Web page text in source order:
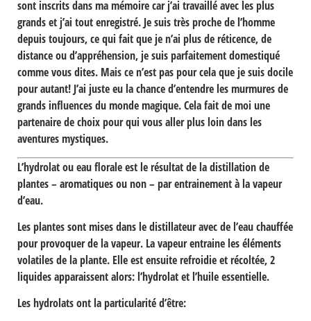
sont inscrits dans ma mémoire car j’ai travaillé avec les plus
grands et j’ai tout enregistré. Je suis très proche de l’homme
depuis toujours, ce qui fait que je n’ai plus de réticence, de
distance ou d’appréhension, je suis parfaitement domestiqué
comme vous dites. Mais ce n’est pas pour cela que je suis docile
pour autant! J’ai juste eu la chance d’entendre les murmures de
grands influences du monde magique. Cela fait de moi une
partenaire de choix pour qui vous aller plus loin dans les
aventures mystiques.
L’hydrolat ou eau floraleest le résultat de la distillation de
plantes – aromatiques ou non – par entrainement à la vapeur
d’eau.
Les plantes sont mises dans le distillateur avec de l’eau chauffée
pour provoquer de la vapeur. La vapeur entraine les éléments
volatiles de la plante. Elle est ensuite refroidie et récoltée, 2
liquides apparaissent alors: l’hydrolat et l’huile essentielle.
Les hydrolats ont la particularité d’être: